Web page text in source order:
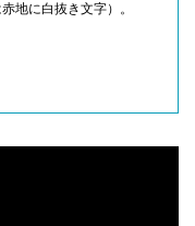
地に白抜き文字）。